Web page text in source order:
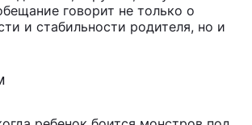
говорит не только о
и стабильности родителя, но и